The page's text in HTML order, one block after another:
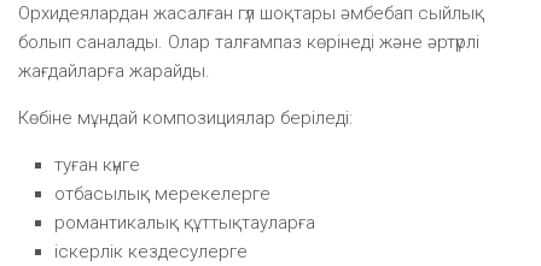
Орхидеялардан жасалған гүл шоқтары әмбебап сыйлық
болып саналады. Олар талғампаз көрінеді және әртүрлі
жағдайларға жарайды.
Көбіне мұндай композициялар беріледі:
туған күнге
отбасылық мерекелерге
романтикалық құттықтауларға
іскерлік кездесулерге